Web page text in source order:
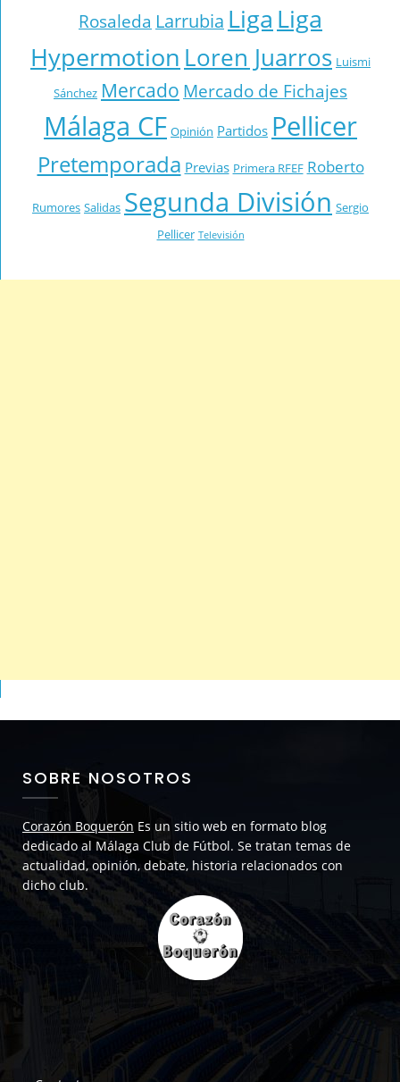
Rosaleda Larrubia Liga Liga
Hypermotion Loren Juarros Luismi
Sánchez Mercado Mercado de Fichajes
Málaga CF Opinión Partidos Pellicer
Pretemporada Previas Primera RFEF Roberto
Rumores Salidas Segunda División Sergio
Pellicer Televisión
SOBRE NOSOTROS
Corazón Boquerón Es un sitio web en formato blog
dedicado al Málaga Club de Fútbol. Se tratan temas de
actualidad, opinión, debate, historia relacionados con
dicho club.